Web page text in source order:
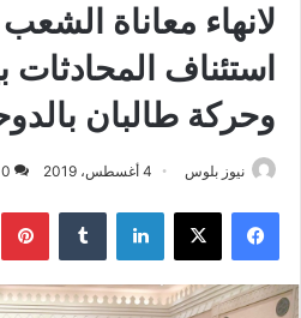
لانهاء معاناة الشعب
استئناف
وحركة طالبان
نيوز بلوس 4 أغسطس، 2019 0
فيسبوك X لينكدإن